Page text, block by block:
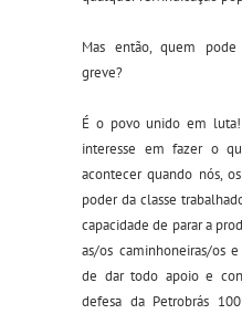
Mas então, quem
greve?
É o povo unido em
interesse em fazer o
acontecer quando nós,
poder da classe
capacidade de parar a
as/os caminhoneiras/os
de dar todo apoio e
defesa da Petrobrás